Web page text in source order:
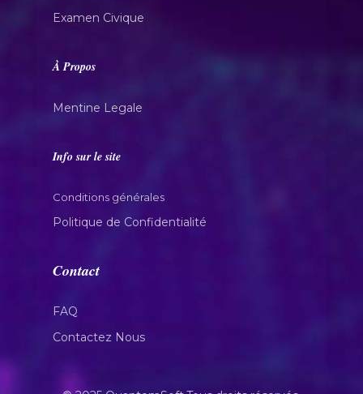
Examen Civique
À Propos
Mentine Legale
Info sur le site
Conditions générales
Politique de Confidentialité
Contact
FAQ
Contactez Nous